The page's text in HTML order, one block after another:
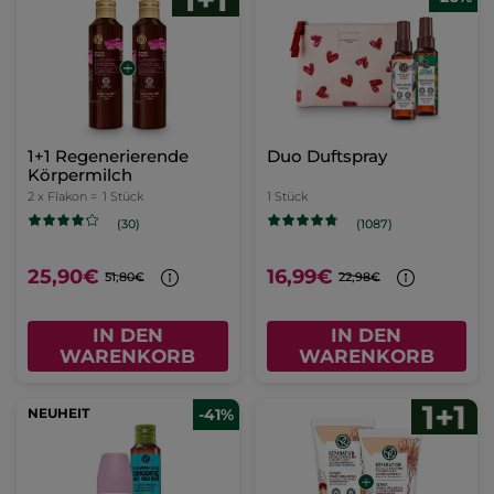
1+1 Regenerierende
Körpermilch
2 x Flakon = 1 Stück
(30)
25,90€ 51,80€
IN DEN
WARENKORB
Duo Duftspray
1 Stück
(1087)
16,99€ 22,98€
IN DEN
WARENKORB
NEUHEIT -41%